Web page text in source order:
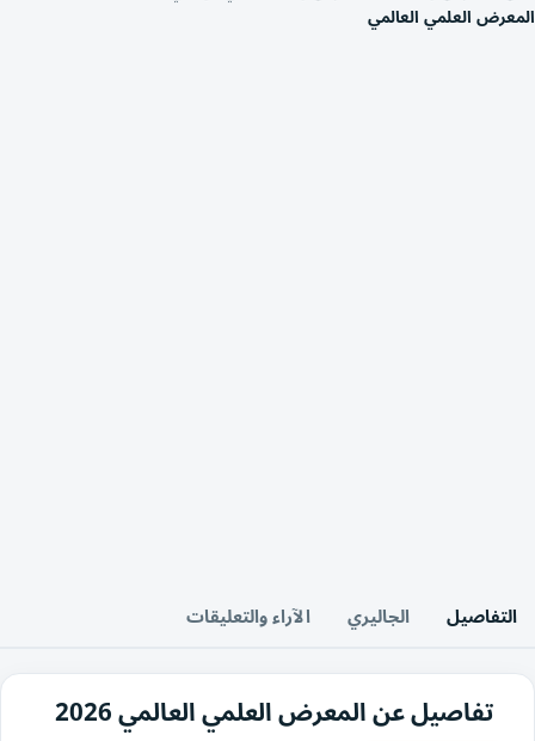
المعرض العلمي العالمي
التفاصيل الجاليري الآراء والتعليقات
تفاصيل عن المعرض العلمي العالمي 2026